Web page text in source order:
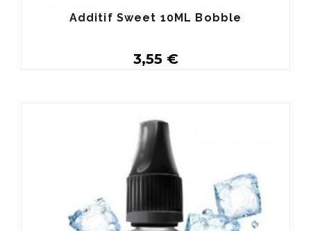
Acheter
Additif Sweet 10ML Bobble
3,55 €